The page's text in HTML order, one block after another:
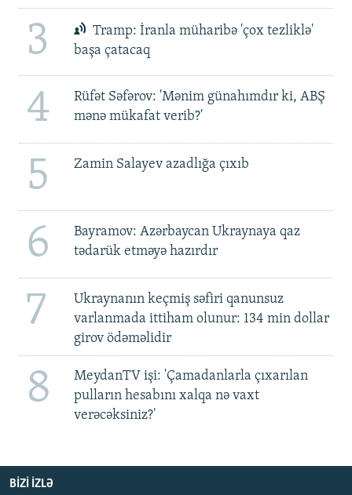
3
Tramp: İranla müharibə 'çox tezliklə'
başa çatacaq
4
Rüfət Səfərov: 'Mənim günahımdır ki, ABŞ
mənə mükafat verib?'
5 Zamin Salayev azadlığa çıxıb
6
Bayramov: Azərbaycan Ukraynaya qaz
tədarük etməyə hazırdır
7
Ukraynanın keçmiş səfiri qanunsuz
varlanmada ittiham olunur: 134 min dollar
girov ödəməlidir
8
MeydanTV işi: 'Çamadanlarla çıxarılan
pulların hesabını xalqa nə vaxt
verəcəksiniz?'
BIZI IZLƏ